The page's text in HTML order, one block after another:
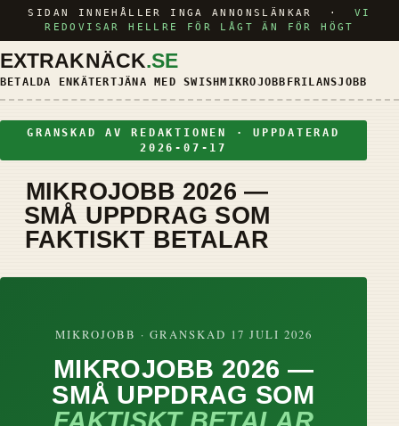
SIDAN INNEHÅLLER INGA ANNONSLÄNKAR · VI
REDOVISAR HELLRE FÖR LÅGT ÄN FÖR HÖGT
EXTRAKNÄCK.SE
BETALDA ENKÄTERTJÄNA MED SWISHMIKROJOBB FRILANSJOBB
GRANSKAD AV REDAKTIONEN · UPPDATERAD
2026-07-17
MIKROJOBB 2026 —
SMÅ UPPDRAG SOM
FAKTISKT BETALAR
MIKROJOBB · GRANSKAD 17 JULI 2026
MIKROJOBB 2026 —
SMÅ UPPDRAG SOM